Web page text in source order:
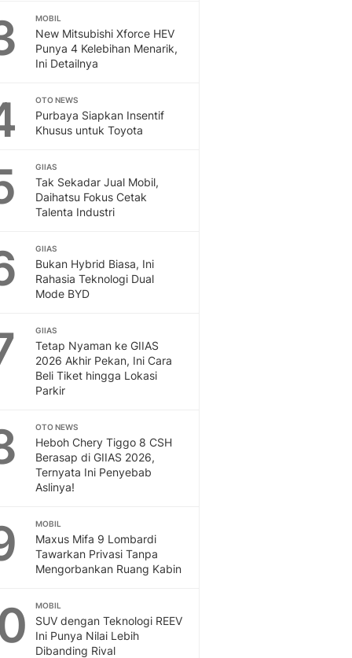
MOBIL
New Mitsubishi Xforce HEV
Punya 4 Kelebihan Menarik,
Ini Detailnya
OTO NEWS
Purbaya Siapkan Insentif
Khusus untuk Toyota
GIIAS
Tak Sekadar Jual Mobil,
Daihatsu Fokus Cetak
Talenta Industri
GIIAS
Bukan Hybrid Biasa, Ini
Rahasia Teknologi Dual
Mode BYD
GIIAS
Tetap Nyaman ke GIIAS
2026 Akhir Pekan, Ini Cara
Beli Tiket hingga Lokasi
Parkir
OTO NEWS
Heboh Chery Tiggo 8 CSH
Berasap di GIIAS 2026,
Ternyata Ini Penyebab
Aslinya!
MOBIL
Maxus Mifa 9 Lombardi
Tawarkan Privasi Tanpa
Mengorbankan Ruang Kabin
MOBIL
SUV dengan Teknologi REEV
Ini Punya Nilai Lebih
Dibanding Rival